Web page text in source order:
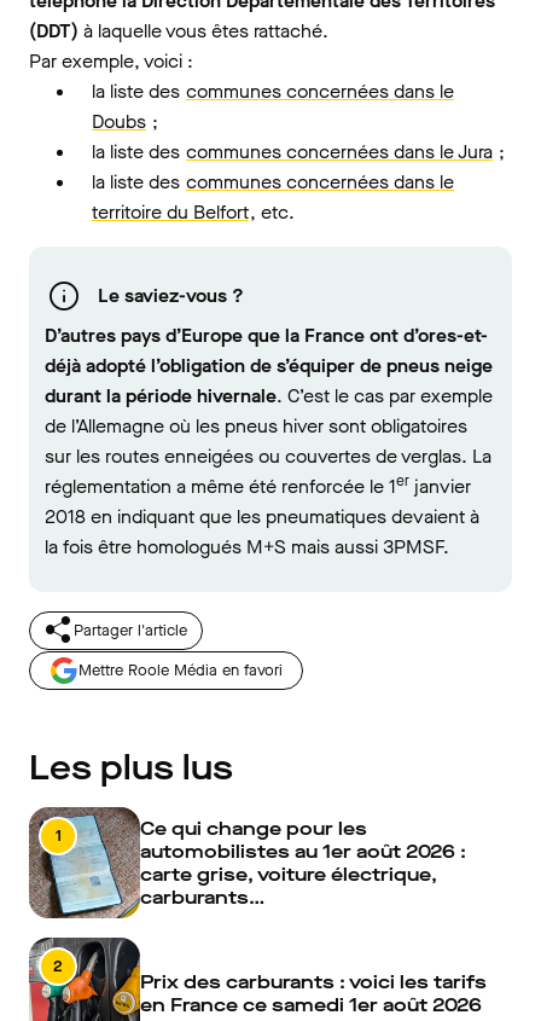
(DDT) à laquelle vous êtes rattaché.
Par exemple, voici :
la liste des communes concernées dans le
Doubs ;
la liste des communes concernées dans le Jura ;
la liste des communes concernées dans le
territoire du Belfort, etc.
Le saviez-vous ?
D’autres pays d’Europe que la France ont d’ores-et-
déjà adopté l’obligation de s’équiper de pneus neige
durant la période hivernale. C’est le cas par exemple
de l’Allemagne où les pneus hiver sont obligatoires
sur les routes enneigées ou couvertes de verglas. La
réglementation a même été renforcée le 1er janvier
2018 en indiquant que les pneumatiques devaient à
la fois être homologués M+S mais aussi 3PMSF.
Partager l'article
Mettre Roole Média en favori
Les plus lus
1
Ce qui change pour les
automobilistes au 1er août 2026 :
carte grise, voiture électrique,
carburants…
2
Prix des carburants : voici les tarifs
en France ce samedi 1er août 2026